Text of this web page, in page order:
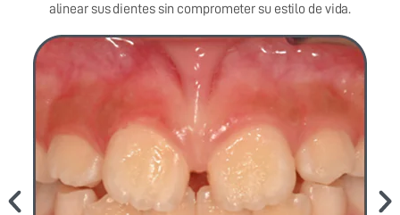
alinear sus dientes sin comprometer su estilo de vida.